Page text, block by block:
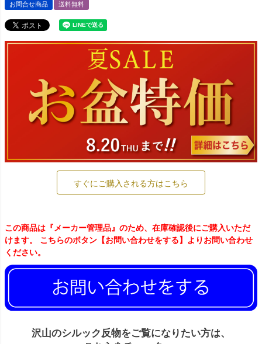
お問合せ商品 送料無料
すぐにご購入される方はこちら
この商品は『メーカー管理品』のため、在庫確認後にご購入いただ
けます。 こちらのボタン【お問い合わせをする】よりお問い合わせ
ください。
沢山のシルック反物をご覧になりたい方は、